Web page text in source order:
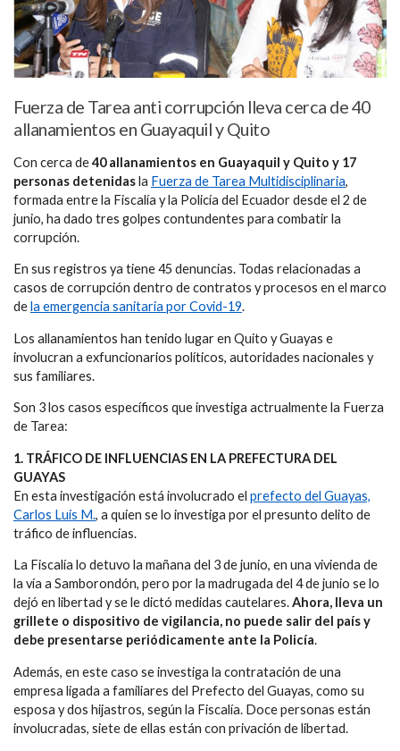
Fuerza de Tarea anti corrupción lleva cerca de 40
allanamientos en Guayaquil y Quito
Con cerca de40 allanamientos en Guayaquil y Quito y 17
personas detenidasla Fuerza de Tarea Multidisciplinaria,
formada entre la Fiscalía y la Policía del Ecuador desde el 2 de
junio, ha dado tres golpes contundentes para combatir la
corrupción.
En sus registros ya tiene 45 denuncias. Todas relacionadas a
casos de corrupción dentro de contratos y procesos en el marco
dela emergencia sanitaria por Covid-19.
Los allanamientos han tenido lugar en Quito y Guayas e
involucran a exfuncionarios políticos, autoridades nacionales y
sus familiares.
Son 3 los casos específicos que investiga actrualmente la Fuerza
de Tarea:
1. TRÁFICO DE INFLUENCIAS EN LA PREFECTURA DEL
GUAYAS
En esta investigación está involucrado el prefecto del Guayas,
Carlos Luis M., a quien se lo investiga por el presunto delito de
tráfico de influencias.
La Fiscalía lo detuvo la mañana del 3 de junio, en una vivienda de
la vía a Samborondón, pero por la madrugada del 4 de junio se lo
dejó en libertad y se le dictó medidas cautelares.Ahora, lleva un
grillete o dispositivo de vigilancia, no puede salir del país y
debe presentarse periódicamente ante la Policía.
Además, en este caso se investiga la contratación de una
empresa ligada a familiares del Prefecto del Guayas, como su
esposa y dos hijastros, según la Fiscalía. Doce personas están
involucradas, siete de ellas están con privación de libertad.